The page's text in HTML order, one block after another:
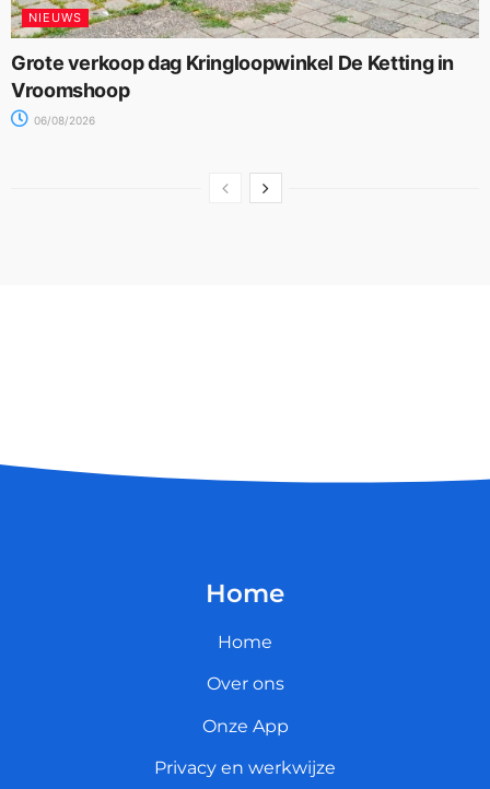
NIEUWS
Grote verkoop dag Kringloopwinkel De Ketting in
Vroomshoop
06/08/2026
Home
Home
Over ons
Onze App
Privacy en werkwijze